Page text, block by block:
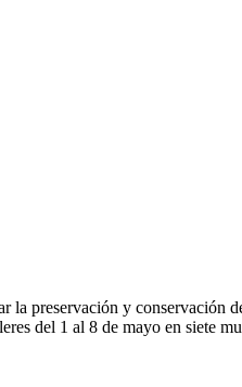
la preservación y conservación
del 1 al 8 de mayo en siete